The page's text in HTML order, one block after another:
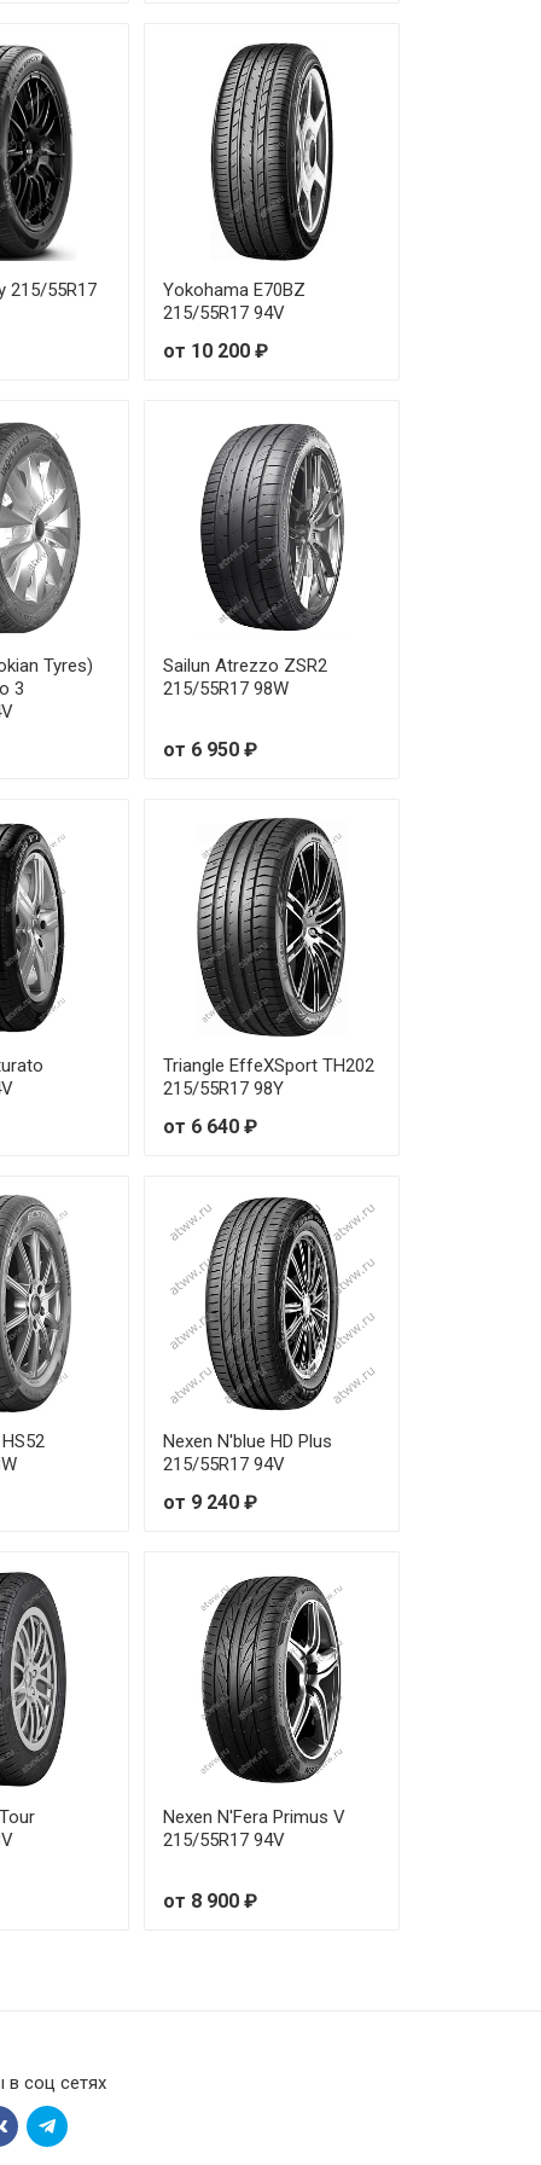
от 17 870 ₽
от 19 550 ₽
от 17 180 ₽
от 16 850 ₽
от 24 230 ₽
от 23 730 ₽
от 21 360 ₽
от 23 120 ₽
от 23 180 ₽
от 20 380 ₽
от 20 070 ₽
от 28 240 ₽
от 26 960 ₽
от 24 310 ₽
от 28 100 ₽
от 27 140 ₽
от 25 250 ₽
от 23 950 ₽
от 30 800 ₽
от 30 570 ₽
от 30 150 ₽
от 39 420 ₽
215/55R17
Yokohama E70BZ
215/55R17 94V
от 10 200 ₽
Tyres)
3
Sailun Atrezzo ZSR2
215/55R17 98W
от 6 950 ₽
Triangle EffeXSport TH202
215/55R17 98Y
от 6 640 ₽
Nexen N'blue HD Plus
215/55R17 94V
от 9 240 ₽
Nexen N'Fera Primus V
215/55R17 94V
от 8 900 ₽
в соц сетях